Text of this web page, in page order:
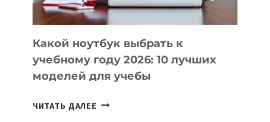
СЛОЖНОГО
КОДА
Какой ноутбук выбрать к
учебному году 2026: 10 лучших
моделей для учебы
ЧИТАТЬ ДАЛЕЕ КАКОЙ